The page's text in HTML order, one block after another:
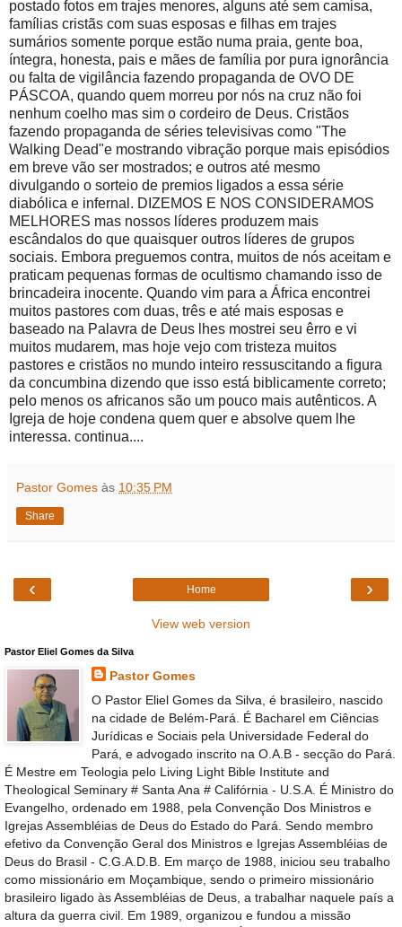
postado fotos em trajes menores, alguns até sem camisa,
famílias cristãs com suas esposas e filhas em trajes
sumários somente porque estão numa praia, gente boa,
íntegra, honesta, pais e mães de família por pura ignorância
ou falta de vigilância fazendo propaganda de OVO DE
PÁSCOA, quando quem morreu por nós na cruz não foi
nenhum coelho mas sim o cordeiro de Deus. Cristãos
fazendo propaganda de séries televisivas como "The
Walking Dead"e mostrando vibração porque mais episódios
em breve vão ser mostrados; e outros até mesmo
divulgando o sorteio de premios ligados a essa série
diabólica e infernal. DIZEMOS E NOS CONSIDERAMOS
MELHORES mas nossos líderes produzem mais
escândalos do que quaisquer outros líderes de grupos
sociais. Embora preguemos contra, muitos de nós aceitam e
praticam pequenas formas de ocultismo chamando isso de
brincadeira inocente. Quando vim para a África encontrei
muitos pastores com duas, três e até mais esposas e
baseado na Palavra de Deus lhes mostrei seu êrro e vi
muitos mudarem, mas hoje vejo com tristeza muitos
pastores e cristãos no mundo inteiro ressuscitando a figura
da concumbina dizendo que isso está biblicamente correto;
pelo menos os africanos são um pouco mais autênticos. A
Igreja de hoje condena quem quer e absolve quem lhe
interessa. continua....
Pastor Gomes às 10:35 PM
Share
‹ ›
Home
View web version
Pastor Eliel Gomes da Silva
Pastor Gomes
O Pastor Eliel Gomes da Silva, é brasileiro, nascido
na cidade de Belém-Pará. É Bacharel em Ciências
Jurídicas e Sociais pela Universidade Federal do
Pará, e advogado inscrito na O.A.B - secção do Pará.
É Mestre em Teologia pelo Living Light Bible Institute and
Theological Seminary # Santa Ana # Califórnia - U.S.A. É Ministro do
Evangelho, ordenado em 1988, pela Convenção Dos Ministros e
Igrejas Assembléias de Deus do Estado do Pará. Sendo membro
efetivo da Convenção Geral dos Ministros e Igrejas Assembléias de
Deus do Brasil - C.G.A.D.B. Em março de 1988, iniciou seu trabalho
como missionário em Moçambique, sendo o primeiro missionário
brasileiro ligado às Assembléias de Deus, a trabalhar naquele país a
altura da guerra civil. Em 1989, organizou e fundou a missão